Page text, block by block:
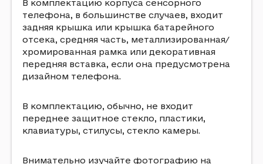
В комплектацию корпуса сенсорного
телефона, в большинстве случаев, входит
задняя крышка или крышка батарейного
отсека, средняя часть, металлизированная/
хромированная рамка или декоративная
передняя вставка, если она предусмотрена
дизайном телефона.
В комплектацию, обычно, не входит
переднее защитное стекло, пластики,
клавиатуры, стилусы, стекло камеры.
Внимательно изучайте фотографию на